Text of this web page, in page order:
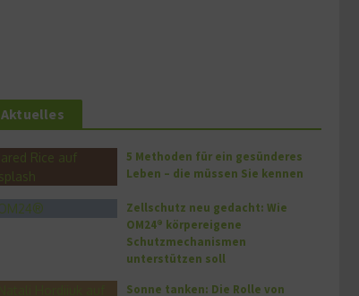
Aktuelles
5 Methoden für ein gesünderes
Leben – die müssen Sie kennen
Zellschutz neu gedacht: Wie
OM24® körpereigene
Schutzmechanismen
unterstützen soll
Sonne tanken: Die Rolle von